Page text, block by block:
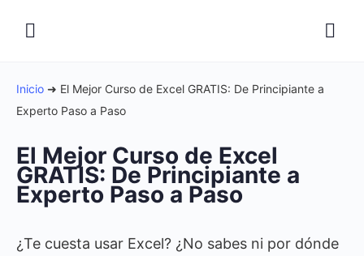
Inicio ➜ El Mejor Curso de Excel GRATIS: De Principiante a
Experto Paso a Paso
El Mejor Curso de Excel
GRATIS: De Principiante a
Experto Paso a Paso
¿Te cuesta usar Excel? ¿No sabes ni por dónde